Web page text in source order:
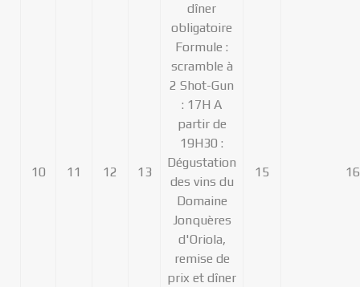
10 11 12 13
dîner
obligatoire
Formule :
scramble à
2 Shot-Gun
: 17H A
partir de
19H30 :
Dégustation
des vins du
Domaine
Jonquères
d'Oriola,
remise de
prix et dîner
15 16